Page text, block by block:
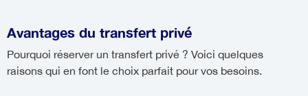
Avantages du transfert privé
Pourquoi réserver un transfert privé ? Voici quelques
raisons qui en font le choix parfait pour vos besoins.